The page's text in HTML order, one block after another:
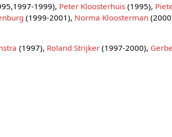
1999), Peter Kloosterhuis (1995),
(1999-2001), Norma Kloosterman
(1997), Roland Strijker (1997-2000),